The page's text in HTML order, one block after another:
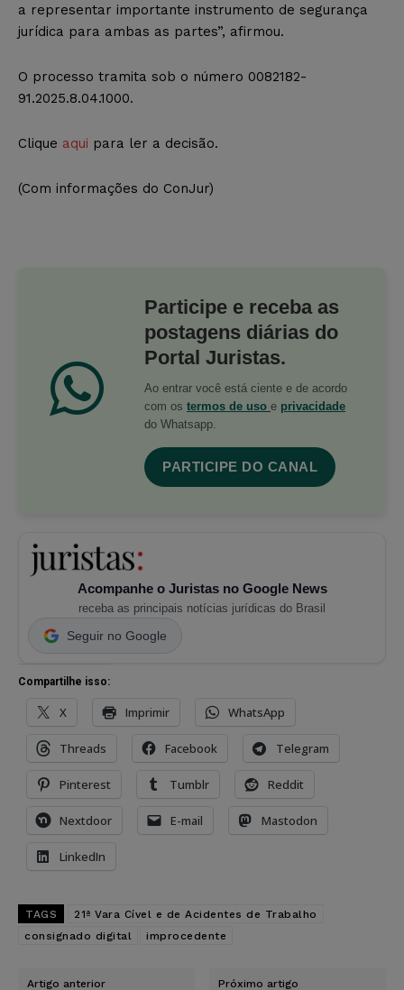
a representar importante instrumento de segurança
jurídica para ambas as partes”, afirmou.
O processo tramita sob o número 0082182-
91.2025.8.04.1000.
Clique aqui para ler a decisão.
(Com informações do ConJur)
Participe e receba as
postagens diárias do
Portal Juristas.
Ao entrar você está ciente e de acordo
com os termos de uso e privacidade
do Whatsapp.
PARTICIPE DO CANAL
Acompanhe o Juristas no Google News
receba as principais notícias jurídicas do Brasil
Seguir no Google
Compartilhe isso:
X Imprimir WhatsApp
Threads Facebook Telegram
Pinterest Tumblr Reddit
Nextdoor E-mail Mastodon
LinkedIn
TAGS
21ª Vara Cível e de Acidentes de Trabalho
consignado digital
improcedente
Artigo anterior Próximo artigo